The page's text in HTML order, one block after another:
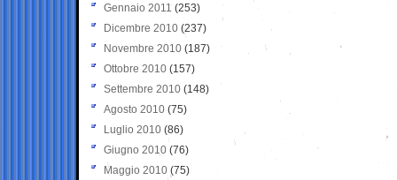
Gennaio 2011 (253)
Dicembre 2010 (237)
Novembre 2010 (187)
Ottobre 2010 (157)
Settembre 2010 (148)
Agosto 2010 (75)
Luglio 2010 (86)
Giugno 2010 (76)
Maggio 2010 (75)